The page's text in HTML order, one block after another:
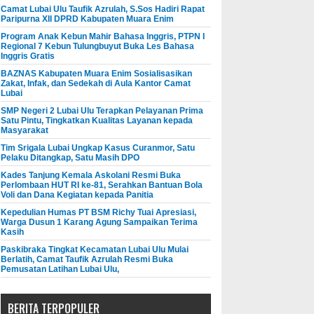
Camat Lubai Ulu Taufik Azrulah, S.Sos Hadiri Rapat
Paripurna XII DPRD Kabupaten Muara Enim
Program Anak Kebun Mahir Bahasa Inggris, PTPN I
Regional 7 Kebun Tulungbuyut Buka Les Bahasa
Inggris Gratis
BAZNAS Kabupaten Muara Enim Sosialisasikan
Zakat, Infak, dan Sedekah di Aula Kantor Camat
Lubai
SMP Negeri 2 Lubai Ulu Terapkan Pelayanan Prima
Satu Pintu, Tingkatkan Kualitas Layanan kepada
Masyarakat
Tim Srigala Lubai Ungkap Kasus Curanmor, Satu
Pelaku Ditangkap, Satu Masih DPO
Kades Tanjung Kemala Askolani Resmi Buka
Perlombaan HUT RI ke-81, Serahkan Bantuan Bola
Voli dan Dana Kegiatan kepada Panitia
Kepedulian Humas PT BSM Richy Tuai Apresiasi,
Warga Dusun 1 Karang Agung Sampaikan Terima
Kasih
Paskibraka Tingkat Kecamatan Lubai Ulu Mulai
Berlatih, Camat Taufik Azrulah Resmi Buka
Pemusatan Latihan Lubai Ulu,
BERITA TERPOPULER